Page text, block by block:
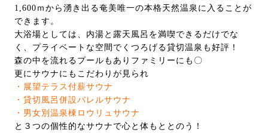
1,600ｍから湧き出る奄美唯⼀の本格天然温泉に入ることが
できます。
大浴場としては、内湯と露天風呂を満喫できるだけでな
く、プライベートな空間でくつろげる貸切温泉も好評！
森の中を流れるプールもありファミリーにも〇
更にサウナにもこだわりが見られ
・展望テラス付薪サウナ
・貸切風呂併設バレルサウナ
・男女別温泉棟ロウリュサウナ
と３つの個性的なサウナで心と体もととのう！